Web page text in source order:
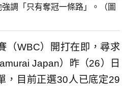
調「只有奪冠一條路」。（圖
（WBC）開打在即，尋求
Japan）昨（26）日
，目前正選30人已底定29